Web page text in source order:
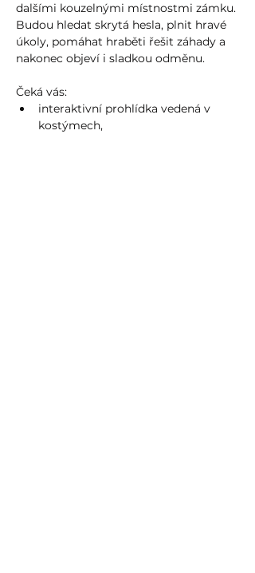
dalšími kouzelnými místnostmi zámku.
Budou hledat skrytá hesla, plnit hravé
úkoly, pomáhat hraběti řešit záhady a
nakonec objeví i sladkou odměnu.
Čeká vás:
interaktivní prohlídka vedená v
kostýmech,